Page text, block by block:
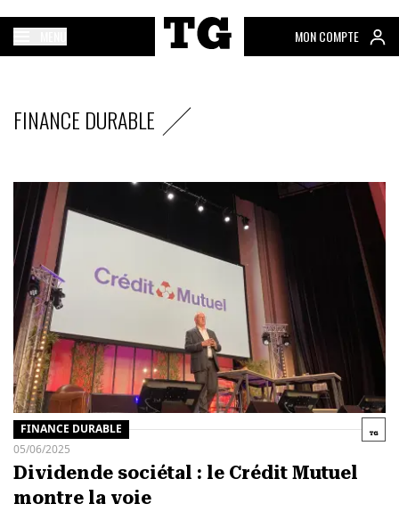
MON COMPTE
FINANCE DURABLE
FINANCE DURABLE
05/06/2025
Dividende sociétal : le Crédit Mutuel
montre la voie